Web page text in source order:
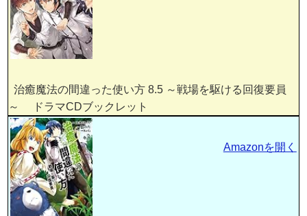
治癒魔法の間違った使い方 8.5 ～戦場を駆ける回復要員
～ ドラマCDブックレット
Amazonを開く